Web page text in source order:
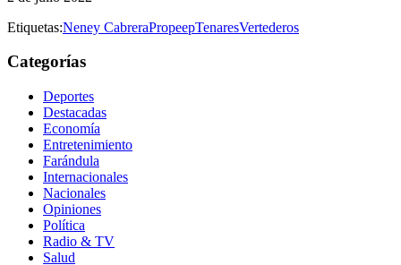
Etiquetas:Neney CabreraPropeepTenaresVertederos
Categorías
Deportes
Destacadas
Economía
Entretenimiento
Farándula
Internacionales
Nacionales
Opiniones
Política
Radio & TV
Salud